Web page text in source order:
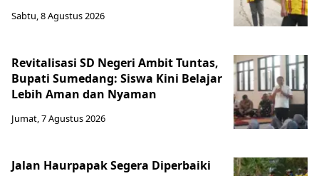
Sabtu, 8 Agustus 2026
Revitalisasi SD Negeri Ambit Tuntas,
Bupati Sumedang: Siswa Kini Belajar
Lebih Aman dan Nyaman
Jumat, 7 Agustus 2026
Jalan Haurpapak Segera Diperbaiki